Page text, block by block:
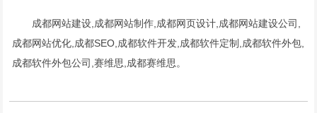
成都网站建设,成都网站制作,成都网页设计, 成都网站建设公司
成都网站优化,成都SEO,成都软件开发, 成都软件定制 ,成都软件外包,
成都软件外包公司,赛维思,成都赛维思。